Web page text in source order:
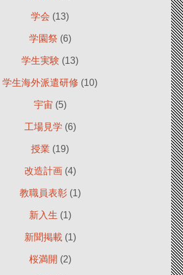
学会 (13)
学園祭 (6)
学生実験 (13)
学生海外派遣研修 (10)
宇宙 (5)
工場見学 (6)
授業 (19)
改造計画(4)
教職員表彰(1)
新入生 (1)
新聞掲載 (1)
桜満開 (2)